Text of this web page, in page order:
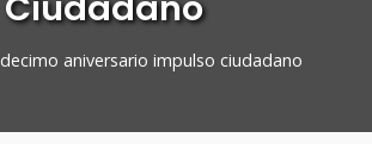
decimo aniversario impulso ciudadano